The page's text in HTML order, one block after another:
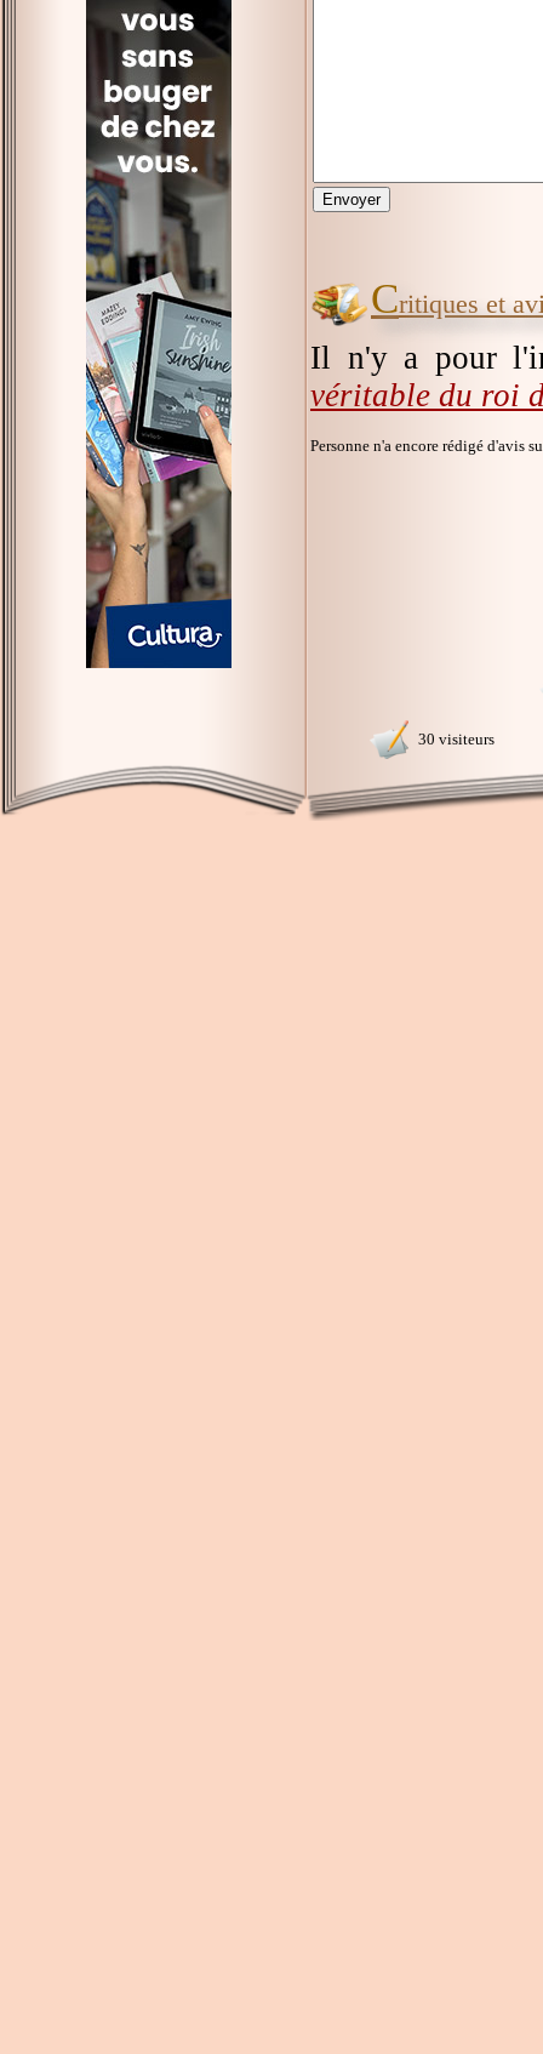
Critiques et
Il n'y a pour
véritable du roi
Personne n'a encore rédigé d'avis
30 visiteurs